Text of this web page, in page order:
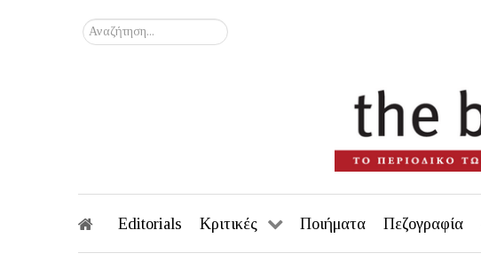
Αναζήτηση...
Editorials Κριτικές Ποιήματα Πεζογραφία